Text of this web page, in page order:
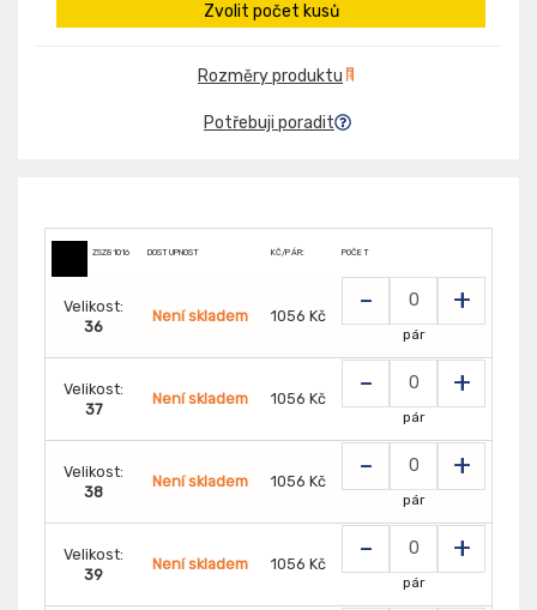
Zvolit počet kusů
Rozměry produktu
Potřebuji poradit
ZSZ81016 DOSTUPNOST KČ/PÁR: POČET
Velikost:
36
Není skladem 1056 Kč - +
pár
Velikost:
37
Není skladem 1056 Kč - +
pár
Velikost:
38
Není skladem 1056 Kč - +
pár
Velikost:
39
Není skladem 1056 Kč - +
pár